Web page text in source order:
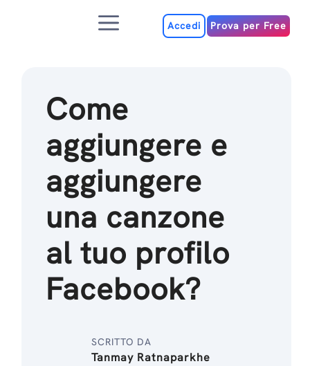
MenuAccedi Prova per Free
Come
aggiungere e
aggiungere
una canzone
al tuo profilo
Facebook?
SCRITTO DA
Tanmay Ratnaparkhe